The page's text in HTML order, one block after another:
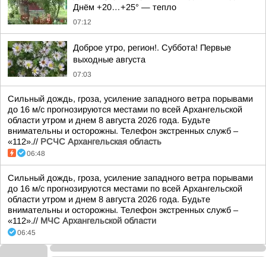
Днём +20…+25° — тепло
07:12
Доброе утро, регион!. Суббота! Первые
выходные августа
07:03
Сильный дождь, гроза, усиление западного ветра порывами
до 16 м/с прогнозируются местами по всей Архангельской
области утром и днем 8 августа 2026 года. Будьте
внимательны и осторожны. Телефон экстренных служб –
«112».// РСЧС Архангельская область
06:48
Сильный дождь, гроза, усиление западного ветра порывами
до 16 м/с прогнозируются местами по всей Архангельской
области утром и днем 8 августа 2026 года. Будьте
внимательны и осторожны. Телефон экстренных служб –
«112».// МЧС Архангельской области
06:45